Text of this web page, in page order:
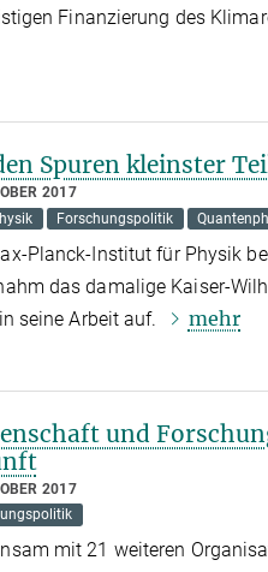
Finanzierung des
Spuren kleinster
2017
Forschungspolitik
Planck-Institut für Physik
das damalige Kaiser-
seine Arbeit auf.
mehr
und
2017
mit 21 weiteren